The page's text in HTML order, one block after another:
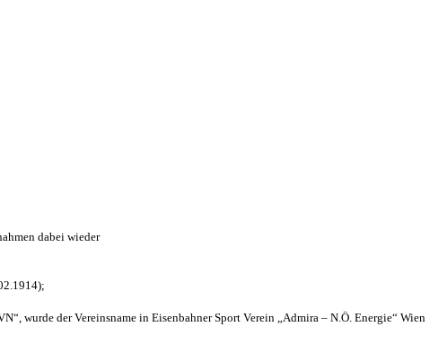
dabei wieder
wurde der Vereinsname in Eisenbahner Sport Verein „Admira – N.Ö. Energie“ Wien